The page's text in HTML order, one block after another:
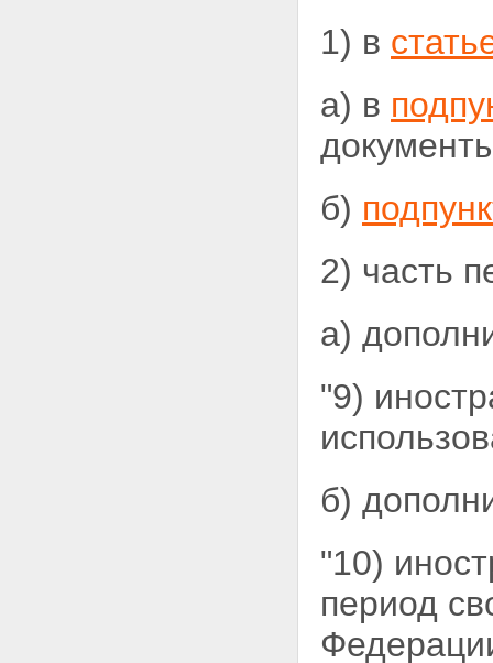
1) в
а) в
б)
2) часть
а)
"9)
б)
"10)
период